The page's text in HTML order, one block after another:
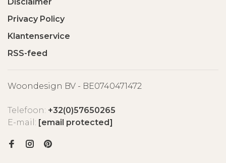
Privacy Policy
Klantenservice
RSS-feed
Woondesign BV - BE0740471472
Telefoon: +32(0)57650265
E-mail: [email protected]